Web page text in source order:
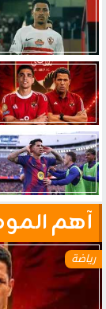
آهم
رياضة